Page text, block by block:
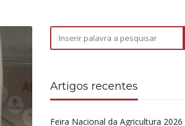
Artigos recentes
Feira Nacional da Agricultura 2026